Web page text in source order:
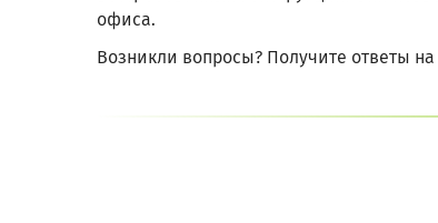
офиса.
Возникли вопросы? Получите ответы